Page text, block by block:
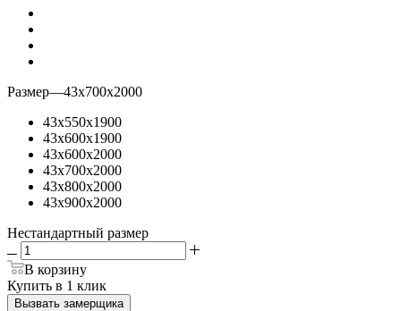
Размер—43х700х2000
43х550х1900
43х600х1900
43х600х2000
43х700х2000
43х800х2000
43х900х2000
Нестандартный размер
В корзину
Купить в 1 клик
Вызвать замерщика